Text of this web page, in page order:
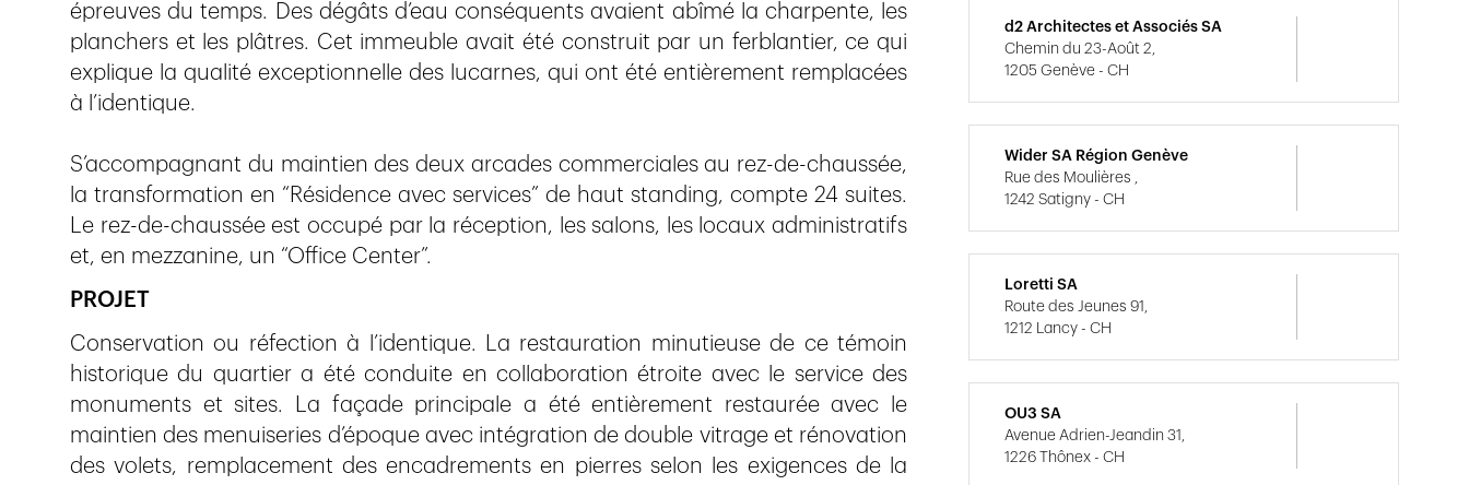
épreuves du temps. Des dégâts d’eau conséquents avaient abîmé la charpente, les
planchers et les plâtres. Cet immeuble avait été construit par un ferblantier, ce qui
explique la qualité exceptionnelle des lucarnes, qui ont été entièrement remplacées
à l’identique.
S’accompagnant du maintien des deux arcades commerciales au rez-de-chaussée,
la transformation en “Résidence avec services” de haut standing, compte 24 suites.
Le rez-de-chaussée est occupé par la réception, les salons, les locaux administratifs
et, en mezzanine, un “Office Center”.
PROJET
Conservation ou réfection à l’identique. La restauration minutieuse de ce témoin
historique du quartier a été conduite en collaboration étroite avec le service des
monuments et sites. La façade principale a été entièrement restaurée avec le
maintien des menuiseries d’époque avec intégration de double vitrage et rénovation
des volets, remplacement des encadrements en pierres selon les exigences de la
d2 Architectes et Associés SA
Chemin du 23-Août 2,
1205 Genève - CH
Wider SA Région Genève
Rue des Moulières ,
1242 Satigny - CH
Loretti SA
Route des Jeunes 91,
1212 Lancy - CH
OU3 SA
Avenue Adrien-Jeandin 31,
1226 Thônex - CH